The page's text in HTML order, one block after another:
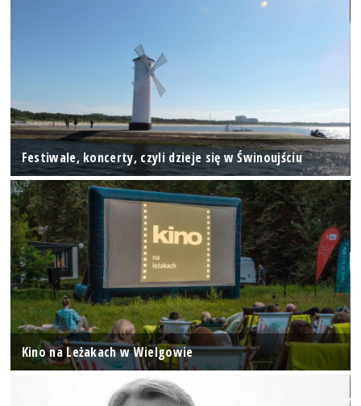
Festiwale, koncerty, czyli dzieje się w Świnoujściu
Kino na Leżakach w Wielgowie